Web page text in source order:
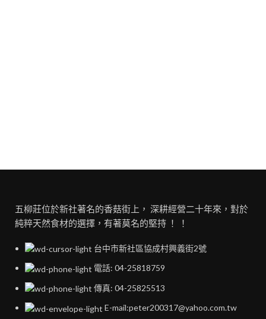
五柳莊位於新社著名的香菇街上， 深耕經營二十年來，對於
純粹天然食材的選擇，有著莫名的堅持 ！ ！
台中市新社區協成村興義街2號
電話: 04-25818759
傳真: 04-25825513
E-mail:peter200317@yahoo.com.tw